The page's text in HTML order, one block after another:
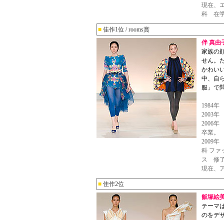
現在、
科 在
■ 佳作1位 / rooms賞
伴 真由
家族の
せん。
かわい
中、自
服」で
1984年
2003年
2006年
卒業。
2009年
科 ファ
ス 修
現在、
■ 佳作2位
飯塚絵
テーマ
のをデ